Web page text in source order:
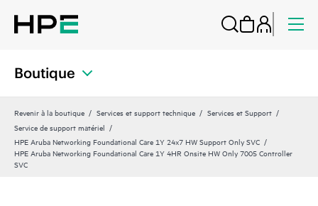
Boutique
Revenir à la boutique Services et support technique
Services et Support
Service de support matériel
HPE Aruba Networking Foundational Care 1Y 24x7 HW Support Only SVC
HPE Aruba Networking Foundational Care 1Y 4HR Onsite HW Only 7005 Controller
SVC